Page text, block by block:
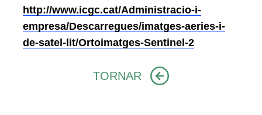
http://www.icgc.cat/Administracio-i-
empresa/Descarregues/imatges-aeries-i-
de-satel-lit/Ortoimatges-Sentinel-2
TORNAR